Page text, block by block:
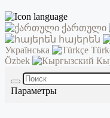
ქართული
հայերեն
Українська
Özbek
Параметры